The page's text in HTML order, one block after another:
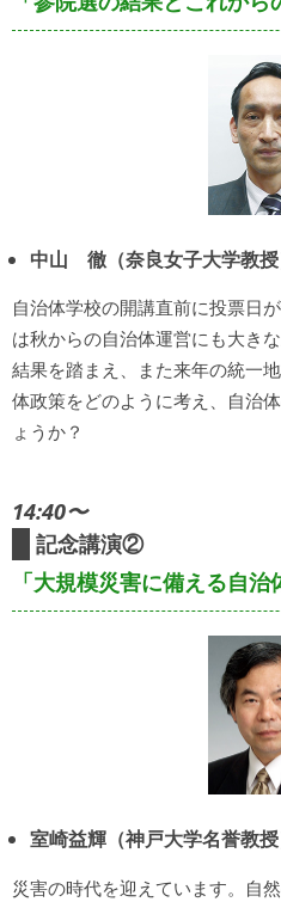
中山 徹（奈良女子大学教授
自治体学校の開講直前に投票日
は秋からの自治体運営にも大き
結果を踏まえ、また来年の統一
体政策をどのように考え、自治
ょうか？
14:40〜
記念講演②
「大規模災害に備える自治
室崎益輝（神戸大学名誉教授
災害の時代を迎えています。自